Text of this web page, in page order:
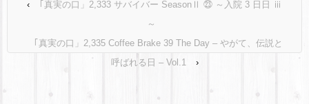
‹
｢真実の口」2,333 サバイバー SeasonⅡ ㉓ ～入院 3 日日 ⅲ
～
｢真実の口」2,335 Coffee Brake 39 The Day – やがて、伝説と
呼ばれる日 – Vol.1
›